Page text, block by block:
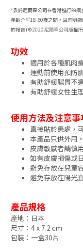
*委託尼爾森公司在香港進行的
年齡介乎18-60歲之間，且有明
的報告 (©2020 尼爾森公司版權
功效
適用於各種肌肉
運動前使用預防
有助舒緩腸胃不
有助舒緩女性生
使用方法及注意事
直接貼於患處，
本產品只供外用。
皮膚敏感者請慎
如有皮膚損傷或
避免存放在兒童
避免存放在陽光
產品規格
產地：日本
尺寸：4 x 7.2 cm
包裝：一盒30片